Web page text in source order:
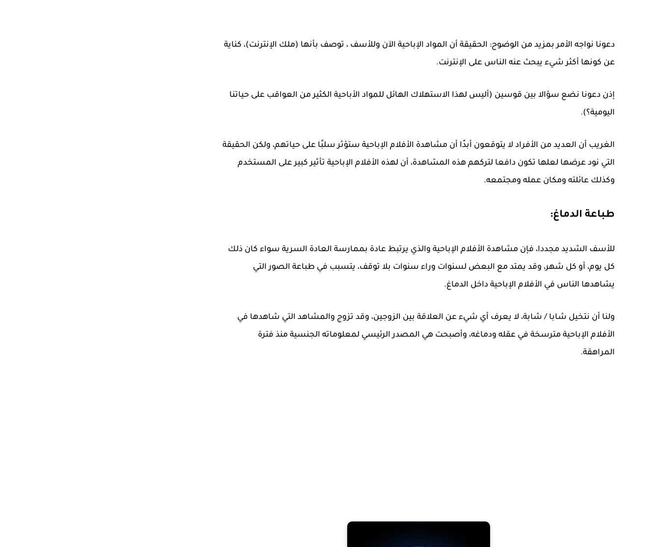
دعونا نواجه الأمر بمزيد من الوضوح: الحقيقة أن المواد الإباحية الآن وللأسف ، توصف بأنها (ملك الإنترنت)، كناية
عن كونها أكثر شيء يبحث عنه الناس على الإنترنت.
إذن دعونا نضع سؤالا بين قوسين (أليس لهذا الاستهلاك الهائل للمواد الأباحية الكثير من العواقب على حياتنا
اليومية؟).
الغريب أن العديد من الأفراد لا يتوقعون أبدًا أن مشاهدة الأفلام الإباحية ستؤثر سلبًا على حياتهم، ولكن الحقيقة
التي نود عرضها لعلها تكون دافعا لتركهم هذه المشاهدة، أن لهذه الأفلام الإباحية تأثير كبير على المستخدم
وكذلك عائلته ومكان عمله ومجتمعه.
طباعة الدماغ:
للأسف الشديد مجددا، فإن مشاهدة الأفلام الإباحية والذي يرتبط عادة بممارسة العادة السرية سواء كان ذلك
كل يوم، أو كل شهر، وقد يمتد مع البعض لسنوات وراء سنوات بلا توقف، يتسبب في طباعة الصور التي
يشاهدها الناس في الأفلام الإباحية داخل الدماغ.
ولنا أن نتخيل شابا / شابة، لا يعرف أي شيء عن العلاقة بين الزوجين، وقد تزوج والمشاهد التي شاهدها في
الأفلام الإباحية مترسخة في عقله ودماغه، وأصبحت هي المصدر الرئيسي لمعلوماته الجنسية منذ فترة
المراهقة.